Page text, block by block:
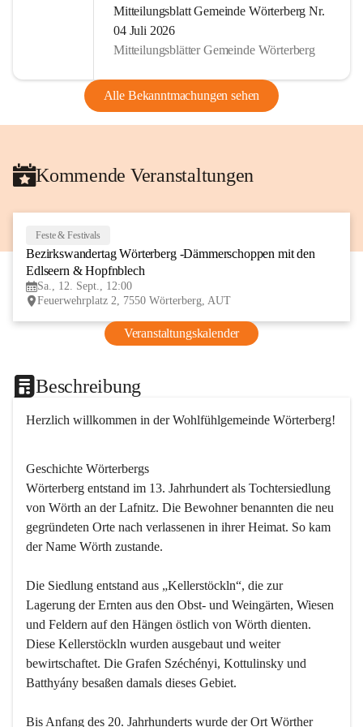
Mitteilungsblatt Gemeinde Wörterberg Nr.
04 Juli 2026
Mitteilungsblätter Gemeinde Wörterberg
Alle Bekanntmachungen sehen
Kommende Veranstaltungen
Feste & Festivals
Bezirkswandertag Wörterberg -Dämmerschoppen mit den
Edlseern & Hopfnblech
Sa., 12. Sept., 12:00
Feuerwehrplatz 2, 7550 Wörterberg, AUT
Veranstaltungskalender
Beschreibung
Herzlich willkommen in der Wohlfühlgemeinde Wörterberg!
Geschichte Wörterbergs
Wörterberg entstand im 13. Jahrhundert als Tochtersiedlung
von Wörth an der Lafnitz. Die Bewohner benannten die neu
gegründeten Orte nach verlassenen in ihrer Heimat. So kam
der Name Wörth zustande.
Die Siedlung entstand aus „Kellerstöckln“, die zur
Lagerung der Ernten aus den Obst- und Weingärten, Wiesen
und Feldern auf den Hängen östlich von Wörth dienten.
Diese Kellerstöckln wurden ausgebaut und weiter
bewirtschaftet. Die Grafen Széchényi, Kottulinsky und
Batthyány besaßen damals dieses Gebiet.
Bis Anfang des 20. Jahrhunderts wurde der Ort Wörther